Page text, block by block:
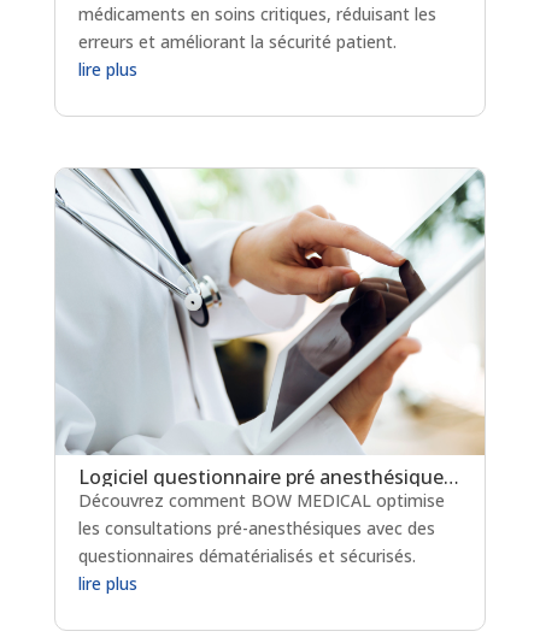
médicaments en soins critiques, réduisant les
erreurs et améliorant la sécurité patient.
lire plus
Logiciel questionnaire pré anesthésique : optimisez votre parcours patient
Découvrez comment BOW MEDICAL optimise
les consultations pré-anesthésiques avec des
questionnaires dématérialisés et sécurisés.
lire plus